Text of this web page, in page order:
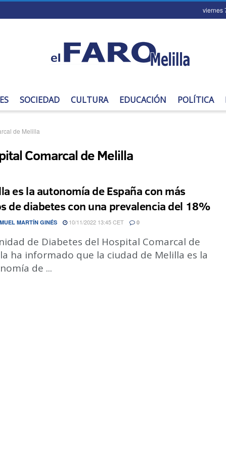
viernes
SOCIEDAD CULTURA EDUCACIÓN POLÍTICA
de Melilla
Comarcal de Melilla
es la autonomía de España con más
de diabetes con una prevalencia del 18%
MARTÍN GINÉS 10/11/2022 13:45 CET 0
de Diabetes del Hospital Comarcal de
ha informado que la ciudad de Melilla es la
de ...